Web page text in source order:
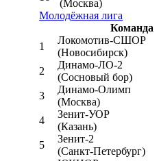
(Москва)
Молодёжная лига
Команда
1
Локомотив-CШОР
(Новосибирск)
2
Динамо-ЛО-2
(Сосновый бор)
3
Динамо-Олимп
(Москва)
4
Зенит-УОР
(Казань)
5
Зенит-2
(Санкт-Петербург)